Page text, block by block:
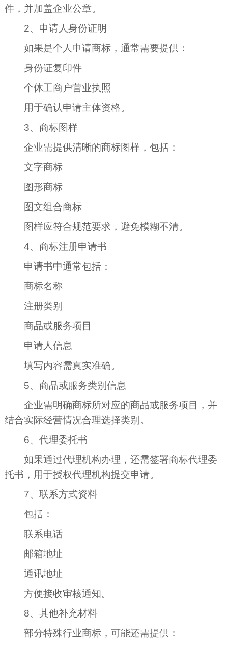
件，并加盖企业公章。
2、申请人身份证明
如果是个人申请商标，通常需要提供：
身份证复印件
个体工商户营业执照
用于确认申请主体资格。
3、商标图样
企业需提供清晰的商标图样，包括：
文字商标
图形商标
图文组合商标
图样应符合规范要求，避免模糊不清。
4、商标注册申请书
申请书中通常包括：
商标名称
注册类别
商品或服务项目
申请人信息
填写内容需真实准确。
5、商品或服务类别信息
企业需明确商标所对应的商品或服务项目，并
结合实际经营情况合理选择类别。
6、代理委托书
如果通过代理机构办理，还需签署商标代理委
托书，用于授权代理机构提交申请。
7、联系方式资料
包括：
联系电话
邮箱地址
通讯地址
方便接收审核通知。
8、其他补充材料
部分特殊行业商标，可能还需提供：